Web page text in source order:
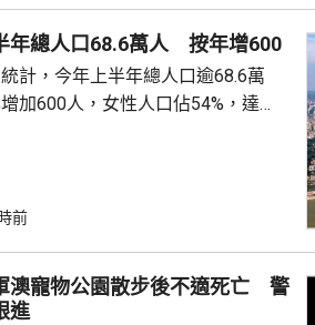
年總人口68.6萬人 按年增600
計，今年上半年總人口逾68.6萬
加600人，女性人口佔54%，達
年從內地持單程證的新來澳人士有
年少逾420人。
前
澳寵物公園散步後不適死亡 警
進